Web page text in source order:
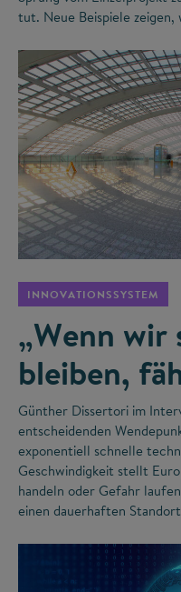
tut. Neue Beispiele zeigen,
INNOVATIONSSYSTEM
„Wenn wir
bleiben,
Günther Dissertori im
entscheidenden
exponentiell schnelle
Geschwindigkeit stellt
handeln oder Gefahr
einen dauerhaften